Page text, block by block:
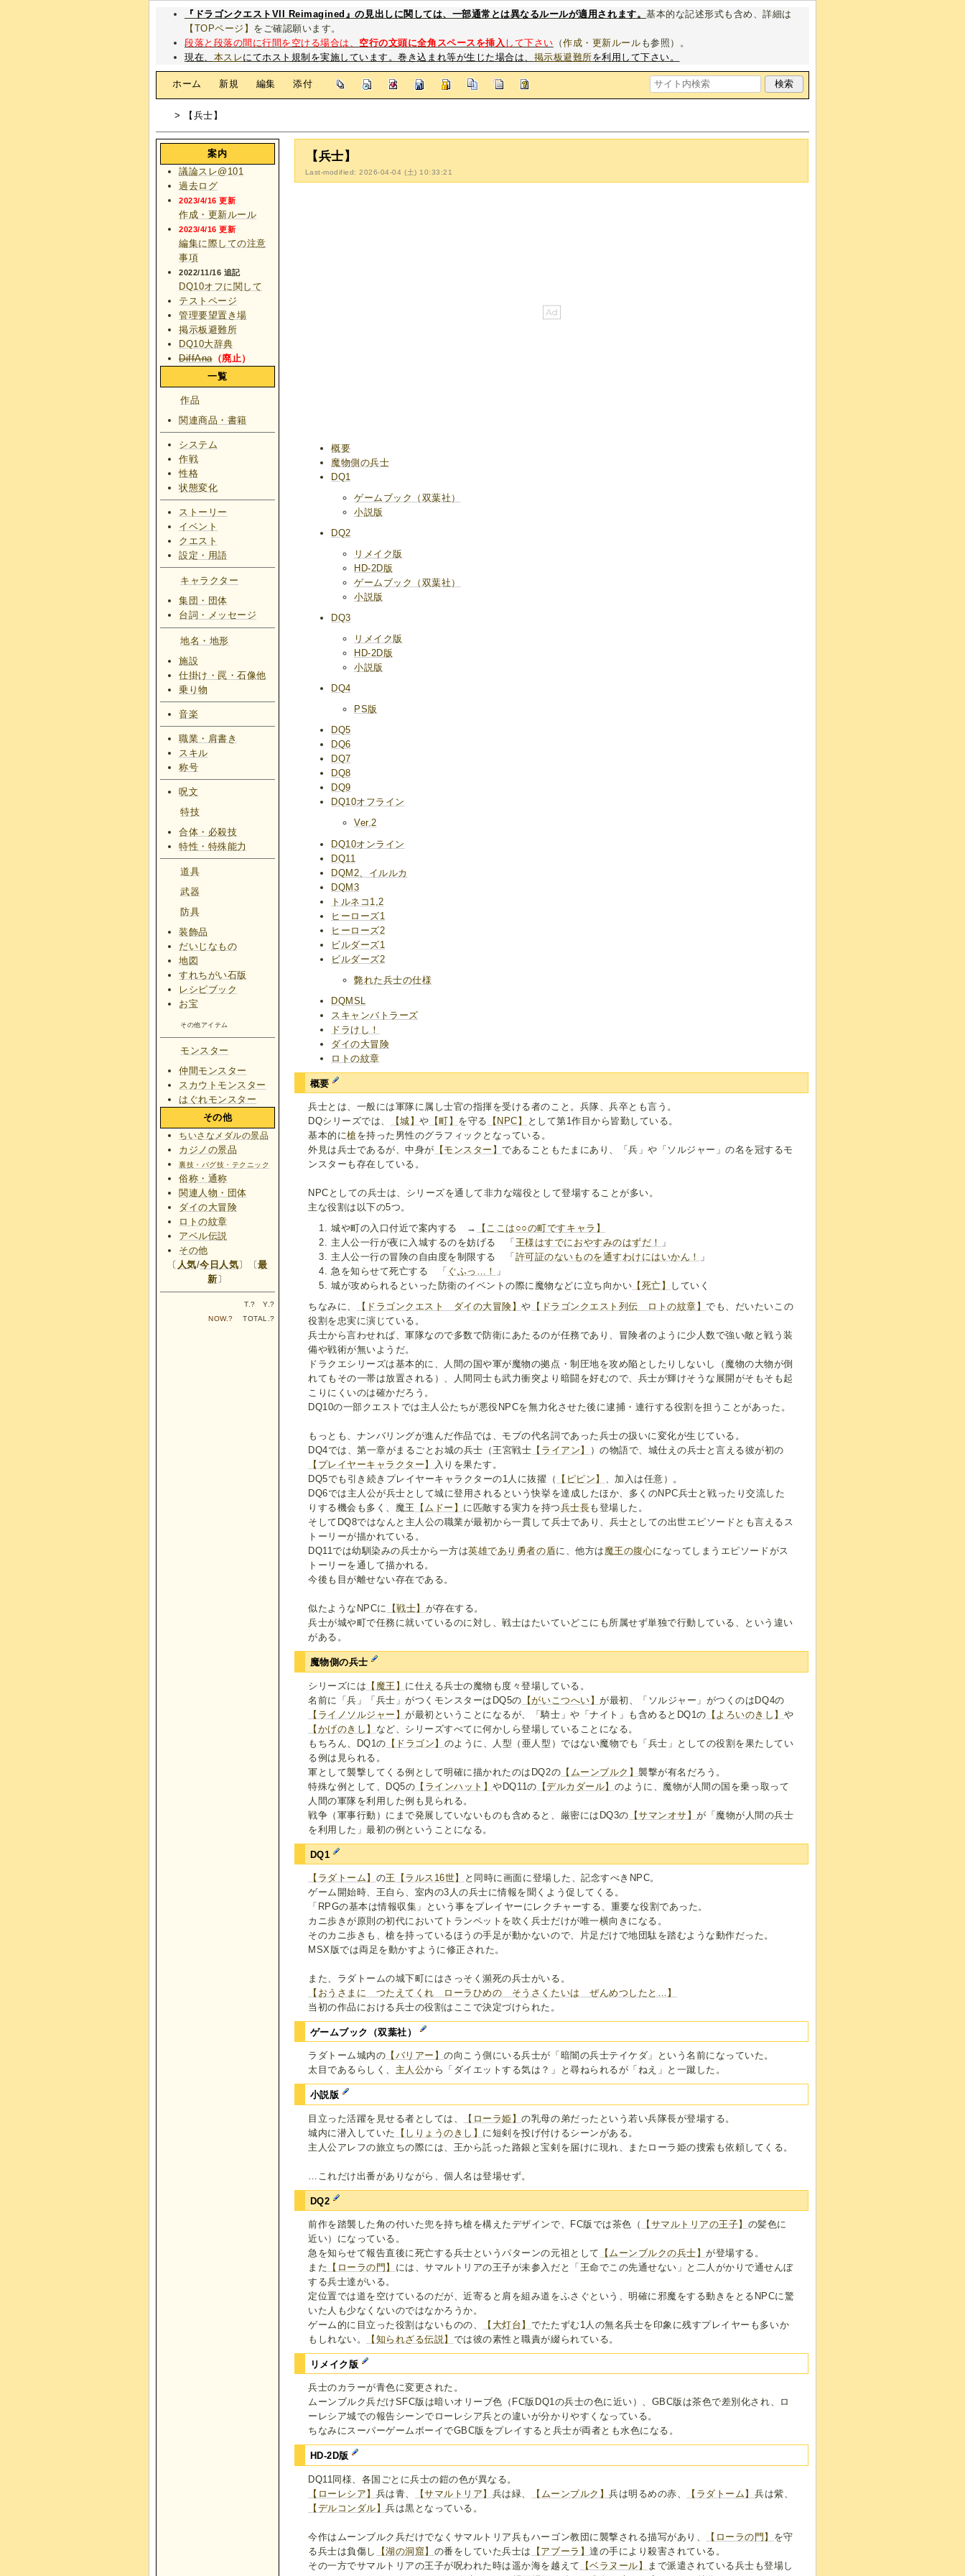
『ドラゴンクエストVII Reimagined』の見出しに関しては、一部通常とは異なるルールが適用されます。基本的な記述形式も含め、詳細は
【TOPページ】 をご確認願います。
段落と段落の間に行間を空ける場合は、 空行の文頭に全角スペースを挿入 して下さい （作成・更新ルール も参照）。
現在、 本スレにてホスト規制を実施しています。巻き込まれ等が生じた場合は、 掲示板避難所を利用して下さい。
ホーム 新規 編集 添付
> 【兵士】
【兵士】
Last-modified: 2026-04-04 (土) 10:33:21
概要
魔物側の兵士
DQ1
ゲームブック（双葉社）
小説版
DQ2
リメイク版
HD-2D版
ゲームブック（双葉社）
小説版
DQ3
リメイク版
HD-2D版
小説版
DQ4
PS版
DQ5
DQ6
DQ7
DQ8
DQ9
DQ10オフライン
Ver.2
DQ10オンライン
DQ11
DQM2、イルルカ
DQM3
トルネコ1,2
ヒーローズ1
ヒーローズ2
ビルダーズ1
ビルダーズ2
斃れた兵士の仕様
DQMSL
スキャンバトラーズ
ドラけし！
ダイの大冒険
ロトの紋章
概要
兵士とは、一般には軍隊に属し士官の指揮を受ける者のこと。兵隊、兵卒とも言う。
DQシリーズでは、
【城】や 【町】 を守る 【NPC】
として第1作目から皆勤している。
基本的に槍 を持った男性のグラフィックとなっている。
外見は兵士であるが、中身が 【モンスター】であることもたまにあり、「兵」や「ソルジャー」の名を冠するモ
ンスターも存在している。
NPCとしての兵士は、シリーズを通して非力な端役として登場することが多い。
主な役割は以下の5つ。
城や町の入口付近で案内する →
【ここは○○の町ですキャラ】
主人公一行が夜に入城するのを妨げる 「 王様はすでにおやすみのはずだ！
」
主人公一行の冒険の自由度を制限する 「 許可証のないものを通すわけにはいかん！
」
急を知らせて死亡する 「 ぐふっ…！
」
城が攻められるといった防衛のイベントの際に魔物などに立ち向かい 【死亡】
していく
ちなみに、
【ドラゴンクエスト ダイの大冒険】や 【ドラゴンクエスト列伝 ロトの紋章】でも、だいたいこの
役割を忠実に演じている。
兵士から言わせれば、軍隊なので多数で防衛にあたるのが任務であり、冒険者のように少人数で強い敵と戦う装
備や戦術が無いようだ。
ドラクエシリーズは基本的に、人間の国や軍が魔物の拠点・制圧地を攻め陥としたりしないし（魔物の大物が倒
れてもその一帯は放置される）、人間同士も武力衝突より暗闘を好むので、兵士が輝けそうな展開がそもそも起
こりにくいのは確かだろう。
DQ10の一部クエストでは主人公たちが悪役NPCを無力化させた後に逮捕・連行する役割を担うことがあった。
もっとも、ナンバリングが進んだ作品では、モブの代名詞であった兵士の扱いに変化が生じている。
DQ4では、第一章がまるごとお城の兵士（王宮戦士 【ライアン】
）の物語で、城仕えの兵士と言える彼が初の
【プレイヤーキャラクター】
入りを果たす。
DQ5でも引き続きプレイヤーキャラクターの1人に抜擢（
【ピピン】 、加入は任意）。
DQ6では主人公が兵士として城に登用されるという快挙を達成したほか、多くのNPC兵士と戦ったり交流した
りする機会も多く、魔王
【ムドー】 に匹敵する実力を持つ兵士長も登場した。
そしてDQ8ではなんと主人公の職業が最初から一貫して兵士であり、兵士としての出世エピソードとも言えるス
トーリーが描かれている。
DQ11では幼馴染みの兵士から一方は英雄であり勇者の盾に、他方は 魔王の腹心になってしまうエピソードがス
トーリーを通して描かれる。
今後も目が離せない存在である。
似たようなNPCに 【戦士】 が存在する。
兵士が城や町で任務に就いているのに対し、戦士はたいていどこにも所属せず単独で行動している、という違い
がある。
魔物側の兵士
シリーズには 【魔王】 に仕える兵士の魔物も度々登場している。
名前に「兵」「兵士」がつくモンスターはDQ5の 【がいこつへい】が最初、「ソルジャー」がつくのはDQ4の
【ライノソルジャー】が最初ということになるが、「騎士」や「ナイト」も含めるとDQ1の 【よろいのきし】や
【かげのきし】 など、シリーズすべてに何かしら登場していることになる。
もちろん、DQ1の 【ドラゴン】 のように、人型（亜人型）ではない魔物でも「兵士」としての役割を果たしてい
る例は見られる。
軍として襲撃してくる例として明確に描かれたのはDQ2の 【ムーンブルク】襲撃が有名だろう。
特殊な例として、DQ5の 【ラインハット】やDQ11の 【デルカダール】 のように、魔物が人間の国を乗っ取って
人間の軍隊を利用した例も見られる。
戦争（軍事行動）にまで発展していないものも含めると、厳密にはDQ3の 【サマンオサ】が「魔物が人間の兵士
を利用した」最初の例ということになる。
DQ1
【ラダトーム】 の王 【ラルス16世】
と同時に画面に登場した、記念すべきNPC。
ゲーム開始時、王自ら、室内の3人の兵士に情報を聞くよう促してくる。
「RPGの基本は情報収集」という事をプレイヤーにレクチャーする、重要な役割であった。
カニ歩きが原則の初代においてトランペットを吹く兵士だけが唯一横向きになる。
そのカニ歩きも、槍を持っているほうの手足が動かないので、片足だけで地団駄を踏むような動作だった。
MSX版では両足を動かすように修正された。
また、ラダトームの城下町にはさっそく瀕死の兵士がいる。
【おうさまに つたえてくれ ローラひめの そうさくたいは ぜんめつしたと…】
当初の作品における兵士の役割はここで決定づけられた。
ゲームブック（双葉社）
ラダトーム城内の 【バリアー】の向こう側にいる兵士が「暗闇の兵士テイケダ」という名前になっていた。
太目であるらしく、 主人公から「ダイエットする気は？」と尋ねられるが「ねえ」と一蹴した。
小説版
目立った活躍を見せる者としては、 【ローラ姫】の乳母の弟だったという若い兵隊長が登場する。
城内に潜入していた
【しりょうのきし】 に短剣を投げ付けるシーンがある。
主人公アレフの旅立ちの際には、王から託った路銀と宝剣を届けに現れ、またローラ姫の捜索も依頼してくる。
…これだけ出番がありながら、個人名は登場せず。
DQ2
前作を踏襲した角の付いた兜を持ち槍を構えたデザインで、FC版では茶色（ 【サマルトリアの王子】 の髪色に
近い）になっている。
急を知らせて報告直後に死亡する兵士というパターンの元祖として
【ムーンブルクの兵士】が登場する。
また 【ローラの門】 には、サマルトリアの王子が未参入だと「王命でこの先通せない」と二人がかりで通せんぼ
する兵士達がいる。
定位置では道を空けているのだが、近寄ると肩を組み道をふさぐという、明確に邪魔をする動きをとるNPCに驚
いた人も少なくないのではなかろうか。
ゲーム的に目立った役割はないものの、
【大灯台】 でたたずむ1人の無名兵士を印象に残すプレイヤーも多いか
もしれない。
【知られざる伝説】 では彼の素性と職責が綴られている。
リメイク版
兵士のカラーが青色に変更された。
ムーンブルク兵だけSFC版は暗いオリーブ色（FC版DQ1の兵士の色に近い）、GBC版は茶色で差別化され、ロ
ーレシア城での報告シーンでローレシア兵との違いが分かりやすくなっている。
ちなみにスーパーゲームボーイでGBC版をプレイすると兵士が両者とも水色になる。
HD-2D版
DQ11同様、各国ごとに兵士の鎧の色が異なる。
【ローレシア】 兵は青、 【サマルトリア】 兵は緑、 【ムーンブルク】兵は明るめの赤、 【ラダトーム】 兵は紫、
【デルコンダル】兵は黒となっている。
今作はムーンブルク兵だけでなくサマルトリア兵もハーゴン教団に襲撃される描写があり、 【ローラの門】 を守
る兵士は負傷し
【湖の洞窟】 の番をしていた兵士は 【アブーラ】達の手により殺害されている。
その一方でサマルトリアの王子が呪われた時は遥か海を越えて
【ベラヌール】
まで派遣されている兵士も登場し
案内
議論スレ@101
過去ログ
2023/4/16 更新
作成・更新ルール
2023/4/16 更新
編集に際しての注意
事項
2022/11/16 追記
DQ10オフに関して
テストページ
管理要望置き場
掲示板避難所
DQ10大辞典
DiffAna（廃止）
一覧
作品
関連商品・書籍
システム
作戦
性格
状態変化
ストーリー
イベント
クエスト
設定・用語
キャラクター
集団・団体
台詞・メッセージ
地名・地形
施設
仕掛け・罠・石像他
乗り物
音楽
職業・肩書き
スキル
称号
呪文
特技
合体・必殺技
特性・特殊能力
道具
武器
防具
装飾品
だいじなもの
地図
すれちがい石版
レシピブック
お宝
その他アイテム
モンスター
仲間モンスター
スカウトモンスター
はぐれモンスター
その他
ちいさなメダルの景品
カジノの景品
裏技・バグ技・テクニック
俗称・通称
関連人物・団体
ダイの大冒険
ロトの紋章
アベル伝説
その他
〔 人気/今日人気〕〔最
新 〕
T.? Y.?
NOW.? TOTAL.?